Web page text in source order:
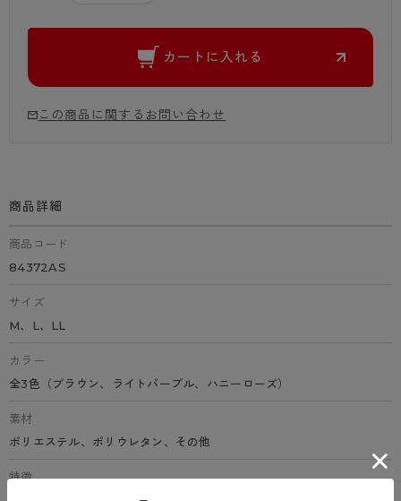
カートに入れる
この商品に関するお問い合わせ
商品詳細
商品コード
84372AS
サイズ
M、L、LL
カラー
全3色（ブラウン、ライトパープル、ハニーローズ）
素材
ポリエステル、ポリウレタン、その他
特徴